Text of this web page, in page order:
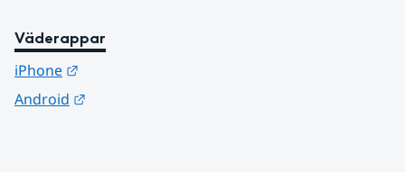
Väderappar
iPhone
Android